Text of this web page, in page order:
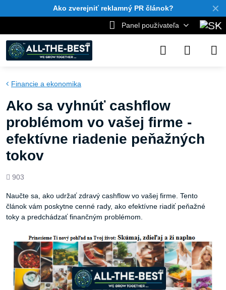
✕
Ako zverejniť reklamný PR článok?
Panel používateľa
Financie a ekonomika
Ako sa vyhnúť cashflow
problémom vo vašej firme -
efektívne riadenie peňažných
tokov
Počet
903
Naučte sa, ako udržať zdravý cashflow vo vašej firme. Tento
článok vám poskytne cenné rady, ako efektívne riadiť peňažné
toky a predchádzať finančným problémom.